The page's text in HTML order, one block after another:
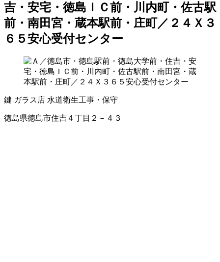
吉・安宅・徳島ＩＣ前・川内町・佐古駅
前・南田宮・蔵本駅前・庄町／２４Ｘ３
６５安心受付センター
鍵 ガラス店 水道衛生工事・保守
徳島県徳島市住吉４丁目２－４３